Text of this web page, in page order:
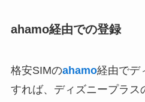
ahamo経由での登録
格安SIMのahamo経由でデ
すれば、ディズニープラス